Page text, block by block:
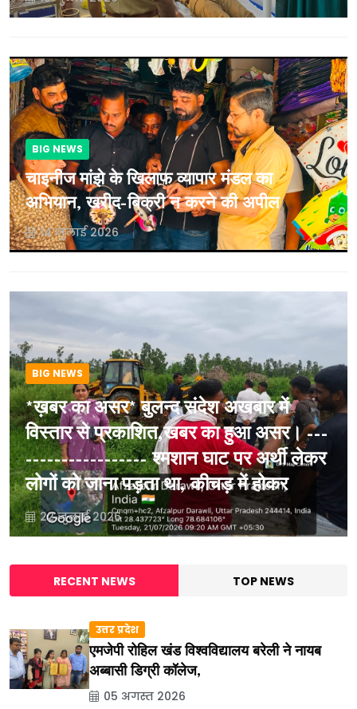
BIG NEWS
चाइनीज मांझे के खिलाफ व्यापार मंडल का
अभियान, खरीद-बिक्री न करने की अपील
14 जुलाई 2026
BIG NEWS
*ख़बर का असर* बुलन्द संदेश अखबार में
विस्तार से प्रकाशित,खबर का हुआ असर। ---
----------------- श्मशान घाट पर अर्थी लेकर
लोगों को जाना पड़ता था, कीचड़ में होकर
22 जुलाई 2026
RECENT NEWS TOP NEWS
उत्तर प्रदेश
एमजेपी रोहिल खंड विश्वविद्यालय बरेली ने नायब
अब्बासी डिग्री कॉलेज,
05 अगस्त 2026